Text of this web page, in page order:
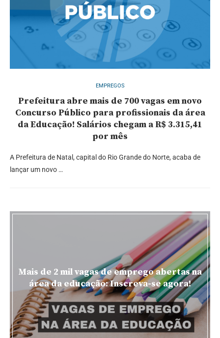
EMPREGOS
Prefeitura abre mais de 700 vagas em novo
Concurso Público para profissionais da área
da Educação! Salários chegam a R$ 3.315,41
por mês
A Prefeitura de Natal, capital do Rio Grande do Norte, acaba de
lançar um novo …
Mais de 2 mil vagas de emprego abertas na
área da educação: Inscreva-se agora!